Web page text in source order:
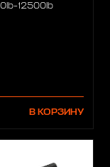
12500lb
В КОРЗИНУ